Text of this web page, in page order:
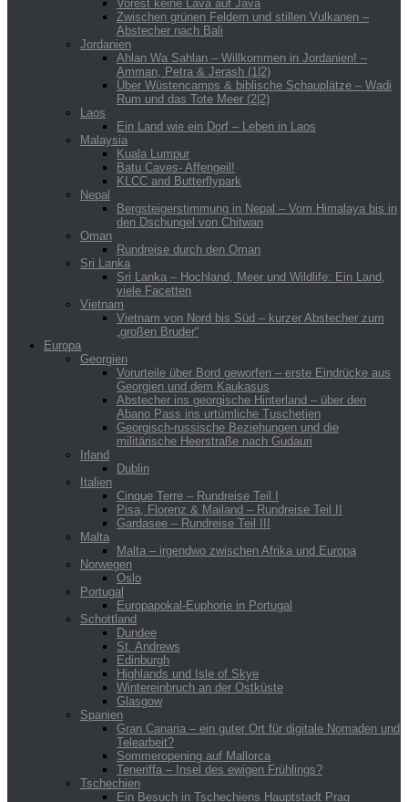
Vorest keine Lava auf Java
Zwischen grünen Feldern und stillen Vulkanen –
Abstecher nach Bali
Jordanien
Ahlan Wa Sahlan – Willkommen in Jordanien! –
Amman, Petra & Jerash (1|2)
Über Wüstencamps & biblische Schauplätze – Wadi
Rum und das Tote Meer (2|2)
Laos
Ein Land wie ein Dorf – Leben in Laos
Malaysia
Kuala Lumpur
Batu Caves- Affengeil!
KLCC and Butterflypark
Nepal
Bergsteigerstimmung in Nepal – Vom Himalaya bis in
den Dschungel von Chitwan
Oman
Rundreise durch den Oman
Sri Lanka
Sri Lanka – Hochland, Meer und Wildlife: Ein Land,
viele Facetten
Vietnam
Vietnam von Nord bis Süd – kurzer Abstecher zum
„großen Bruder“
Europa
Georgien
Vorurteile über Bord geworfen – erste Eindrücke aus
Georgien und dem Kaukasus
Abstecher ins georgische Hinterland – über den
Abano Pass ins urtümliche Tuschetien
Georgisch-russische Beziehungen und die
militärische Heerstraße nach Gudauri
Irland
Dublin
Italien
Cinque Terre – Rundreise Teil I
Pisa, Florenz & Mailand – Rundreise Teil II
Gardasee – Rundreise Teil III
Malta
Malta – irgendwo zwischen Afrika und Europa
Norwegen
Oslo
Portugal
Europapokal-Euphorie in Portugal
Schottland
Dundee
St. Andrews
Edinburgh
Highlands und Isle of Skye
Wintereinbruch an der Ostküste
Glasgow
Spanien
Gran Canaria – ein guter Ort für digitale Nomaden und
Telearbeit?
Sommeropening auf Mallorca
Teneriffa – Insel des ewigen Frühlings?
Tschechien
Ein Besuch in Tschechiens Hauptstadt Prag